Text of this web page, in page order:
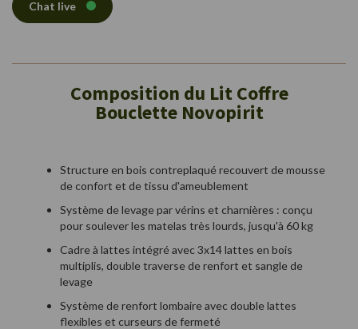
Chat live
Composition du Lit Coffre
Bouclette Novopirit
Structure en bois contreplaqué recouvert de mousse
de confort et de tissu d'ameublement
Système de levage par vérins et charnières : conçu
pour soulever les matelas très lourds, jusqu'à 60 kg
Cadre à lattes intégré avec 3x14 lattes en bois
multiplis, double traverse de renfort et sangle de
levage
Système de renfort lombaire avec double lattes
flexibles et curseurs de fermeté